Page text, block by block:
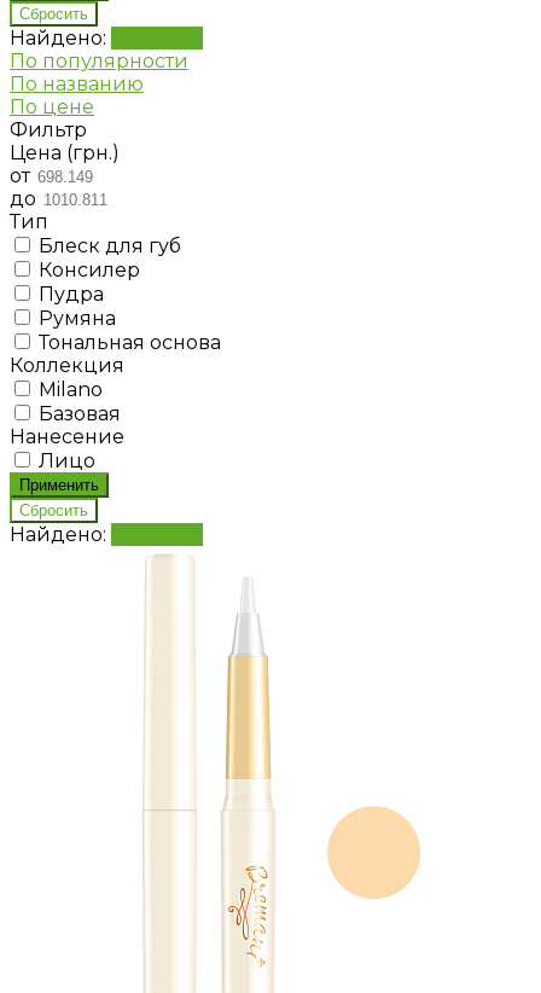
Найдено:
По популярности
По названию
По цене
Фильтр
Цена (грн.)
от
до
Тип
Блеск для губ
Консилер
Пудра
Румяна
Тональная основа
Коллекция
Milano
Базовая
Нанесение
Лицо
Найдено: